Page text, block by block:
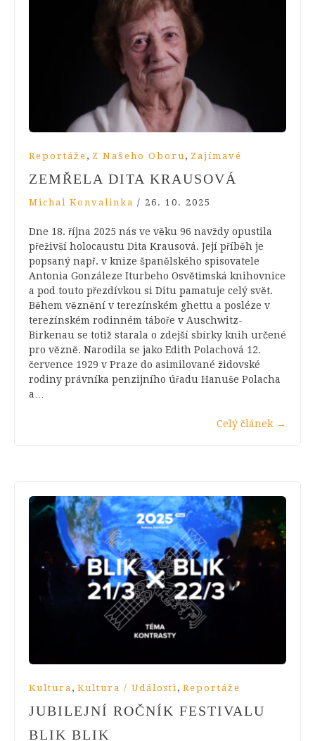
Reportáže , Z Našeho Oboru, Zajímavé
ZEMŘELA DITA KRAUSOVÁ
Michal Konvalinka / 26. 10. 2025
Dne 18. října 2025 nás ve věku 96 navždy opustila
přeživší holocaustu Dita Krausová. Její příběh je
popsaný např. v knize španělského spisovatele
Antonia Gonzáleze Iturbeho Osvětimská knihovnice
a pod touto přezdívkou si Ditu pamatuje celý svět.
Během věznění v terezínském ghettu a posléze v
terezínském rodinném táboře v Auschwitz-
Birkenau se totiž starala o zdejší sbírky knih určené
pro vězně. Narodila se jako Edith Polachová 12.
července 1929 v Praze do asimilované židovské
rodiny právníka penzijního úřadu Hanuše Polacha
a…
Celý článek →
Kultura , Kultura / Události, Reportáže
JUBILEJNÍ ROČNÍK FESTIVALU
BLIK BLIK